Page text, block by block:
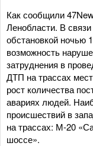
Как сообщили
Ленобласти. В
обстановкой ночью
возможность
затруднения в
ДТП на трассах
рост количества
авариях людей.
происшествий в
на трассах: М-20
шоссе».